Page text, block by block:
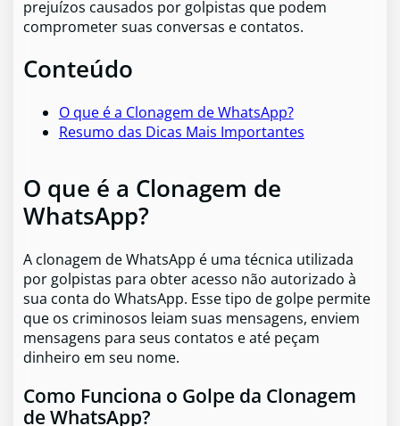
prejuízos causados por golpistas que podem
comprometer suas conversas e contatos.
Conteúdo
O que é a Clonagem de WhatsApp?
Resumo das Dicas Mais Importantes
O que é a Clonagem de
WhatsApp?
A clonagem de WhatsApp é uma técnica utilizada
por golpistas para obter acesso não autorizado à
sua conta do WhatsApp. Esse tipo de golpe permite
que os criminosos leiam suas mensagens, enviem
mensagens para seus contatos e até peçam
dinheiro em seu nome.
Como Funciona o Golpe da Clonagem
de WhatsApp?